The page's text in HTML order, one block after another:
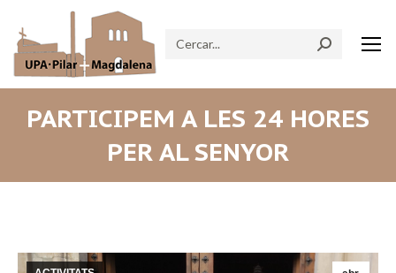
Search:
PARTICIPEM A LES 24 HORES
PER AL SENYOR